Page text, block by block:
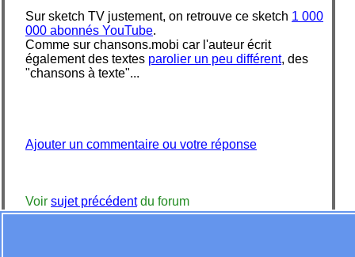
Sur sketch TV justement, on retrouve ce sketch 1 000
000 abonnés YouTube.
Comme sur chansons.mobi car l'auteur écrit
également des textes parolier un peu différent, des
"chansons à texte"...
Ajouter un commentaire ou votre réponse
Voir sujet précédentdu forum